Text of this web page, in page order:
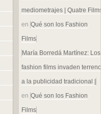
mediometrajes | Quatre Films
en Qué son los Fashion
Films
María Borredá Martínez: Los
fashion films invaden terreno
a la publicidad tradicional |
en Qué son los Fashion
Films